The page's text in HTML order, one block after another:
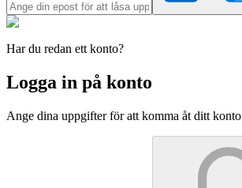
Har du redan ett konto?
Logga in på konto
Ange dina uppgifter för att komma åt ditt konto